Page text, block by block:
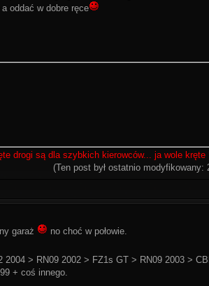
oddać w dobre ręce
drogi są dla szybkich kierowców... ja wole kręte
(Ten post był ostatnio modyfikowany:
garaż
no choć w połowie.
> RN09 2002 > FZ1s GT > RN09 2003 >
+ coś innego.